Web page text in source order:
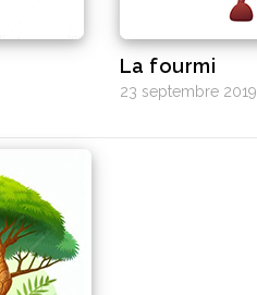
La fourmi
23 septembre 2019